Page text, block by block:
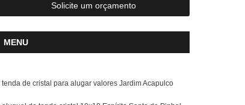
Solicite um orçamento
MENU
tenda de cristal para alugar valores Jardim Acapulco